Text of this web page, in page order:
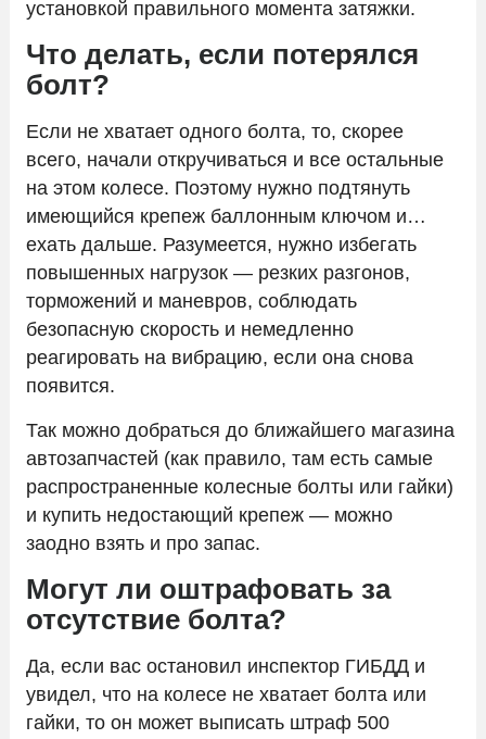
установкой правильного момента затяжки.
Что делать, если потерялся
болт?
Если не хватает одного болта, то, скорее
всего, начали откручиваться и все остальные
на этом колесе. Поэтому нужно подтянуть
имеющийся крепеж баллонным ключом и…
ехать дальше. Разумеется, нужно избегать
повышенных нагрузок — резких разгонов,
торможений и маневров, соблюдать
безопасную скорость и немедленно
реагировать на вибрацию, если она снова
появится.
Так можно добраться до ближайшего магазина
автозапчастей (как правило, там есть самые
распространенные колесные болты или гайки)
и купить недостающий крепеж — можно
заодно взять и про запас.
Могут ли оштрафовать за
отсутствие болта?
Да, если вас остановил инспектор ГИБДД и
увидел, что на колесе не хватает болта или
гайки, то он может выписать штраф 500